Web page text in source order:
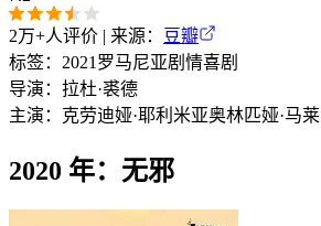
2万+人评价 | 来源：
豆瓣
标签： 2021 罗马尼亚剧情喜剧
导演： 拉杜·裘德
主演： 克劳迪娅·耶利米亚奥林匹娅·马莱
2020 年：无邪